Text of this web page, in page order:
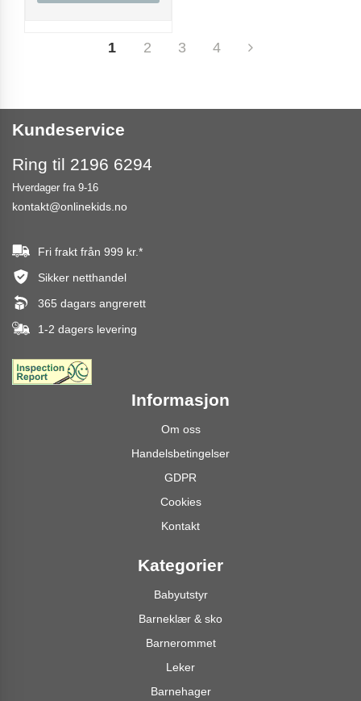
1 2 3 4
Kundeservice
Ring til 2196 6294
Hverdager fra 9-16
kontakt@onlinekids.no
Fri frakt från 999 kr.*
Sikker netthandel
365 dagars angrerett
1-2 dagers levering
Informasjon
Om oss
Handelsbetingelser
GDPR
Cookies
Kontakt
Kategorier
Babyutstyr
Barneklær & sko
Barnerommet
Leker
Barnehager